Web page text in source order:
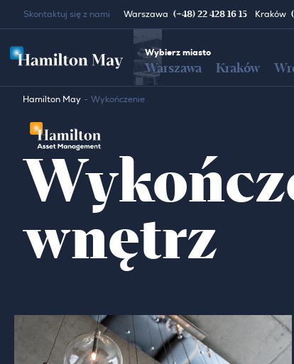
Skontaktuj się z nami Warszawa (+48) 22 428 16 15 Kraków
Wybierz miasto
Warszawa Kraków
Hamilton May Wykończenie
wnętrz